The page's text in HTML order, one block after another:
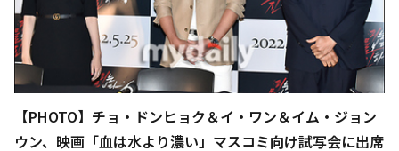
【PHOTO】チョ・ドンヒョク＆イ・ワン＆イム・ジョン
ウン、映画「血は水より濃い」マスコミ向け試写会に出席